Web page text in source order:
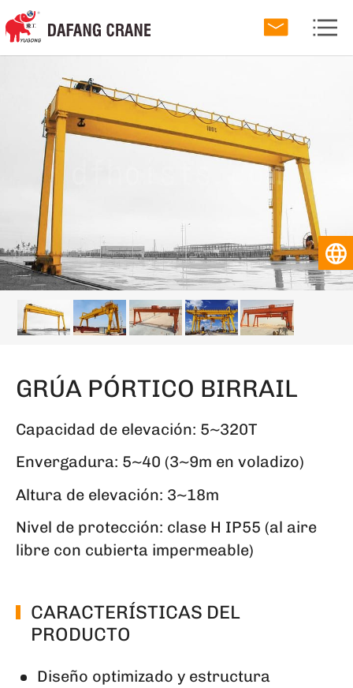
GRÚA PÓRTICO BIRRAIL
Capacidad de elevación: 5~320T
Envergadura: 5~40 (3~9m en voladizo)
Altura de elevación: 3~18m
Nivel de protección: clase H IP55 (al aire
libre con cubierta impermeable)
CARACTERÍSTICAS DEL
PRODUCTO
Diseño optimizado y estructura